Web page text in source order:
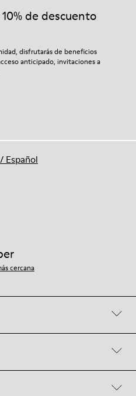
de descuento
disfrutarás de beneficios
anticipado, invitaciones a
cercana
/ Español